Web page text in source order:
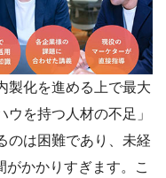
製化を進める上で最大
を持つ人材の不足」
のは困難であり、未経
かかりすぎます。こ